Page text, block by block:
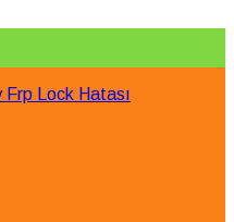
Lock Hatası